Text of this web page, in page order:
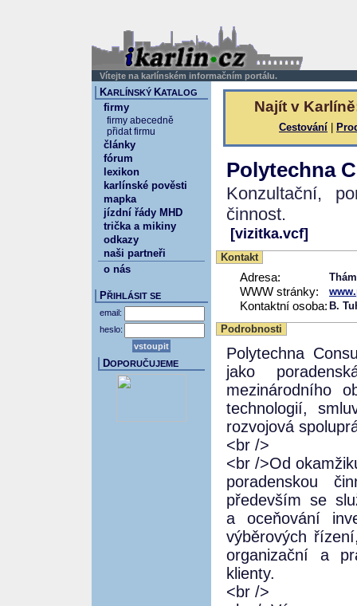
Vítejte na karlínském informačním portálu.
Najít v
Cestování
Polytechna
Konzultační,
činnost.
[vizitka.vcf]
Kontakt
Adresa:
WWW stránky:
Kontaktní osoba: B.
Podrobnosti
Polytechna
jako
mezinárodního
technologií,
rozvojová
<br />
<br />Od
poradenskou
především se
a oceňování
výběrových
organizační a
klienty.
<br />
KARLÍNSKÝ KATALOG
firmy
firmy abecedně
přidat firmu
články
fórum
lexikon
karlínské pověsti
mapka
jízdní řády MHD
trička a mikiny
odkazy
naši partneři
o nás
PŘIHLÁSIT SE
email:
heslo:
DOPORUČUJEME